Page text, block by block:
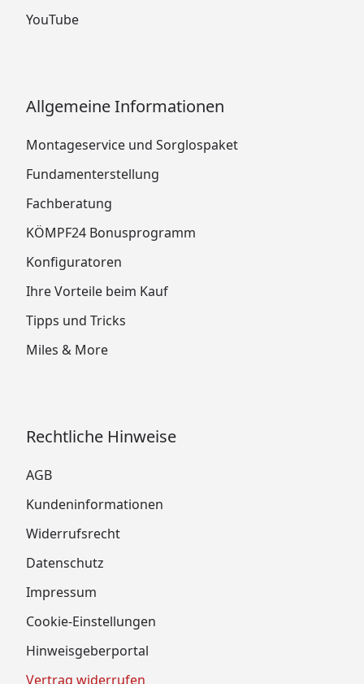
YouTube
Allgemeine Informationen
Montageservice und Sorglospaket
Fundamenterstellung
Fachberatung
KÖMPF24 Bonusprogramm
Konfiguratoren
Ihre Vorteile beim Kauf
Tipps und Tricks
Miles & More
Rechtliche Hinweise
AGB
Kundeninformationen
Widerrufsrecht
Datenschutz
Impressum
Cookie-Einstellungen
Hinweisgeberportal
Vertrag widerrufen